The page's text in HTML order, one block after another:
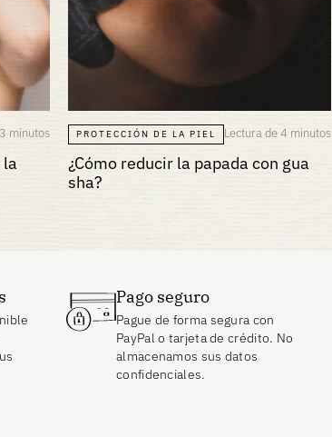
minutos
la
PROTECCIÓN DE LA PIEL Lectura de 4 minutos
¿Cómo reducir la papada con gua
sha?
Pago seguro
Pague de forma segura con
PayPal o tarjeta de crédito. No
almacenamos sus datos
confidenciales.